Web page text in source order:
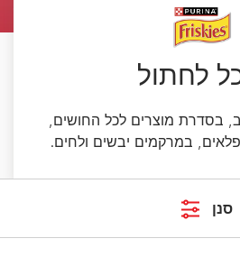
לחתול
בסדרת מוצרים לכל החושים,
במרקמים יבשים ולחים.
סנן